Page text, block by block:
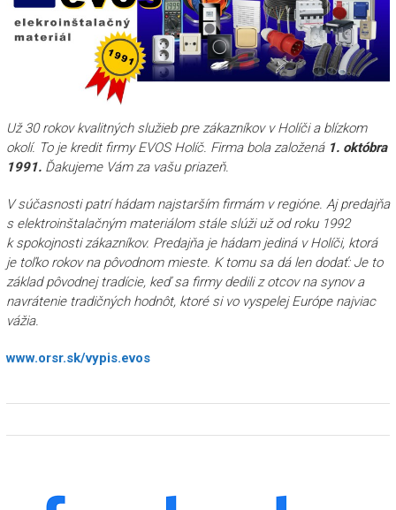
Už 30 rokov kvalitných služieb pre zákazníkov v Holíči a blízkom
okolí. To je kredit firmy EVOS Holíč. Firma bola založená 1. októbra
1991.Ďakujeme Vám za vašu priazeň.
V súčasnosti patrí hádam najstarším firmám v regióne. Aj predajňa
s elektroinštalačným materiálom stále slúži už od roku 1992
k spokojnosti zákazníkov. Predajňa je hádam jediná v Holíči, ktorá
je toľko rokov na pôvodnom mieste. K tomu sa dá len dodať: Je to
základ pôvodnej tradície, keď sa firmy dedili z otcov na synov a
navrátenie tradičných hodnôt, ktoré si vo vyspelej Európe najviac
vážia.
www.orsr.sk/vypis.evos